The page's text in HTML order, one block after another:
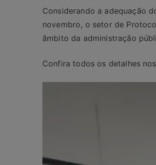
Considerando a adequação
novembro, o setor de
âmbito da administração
Confira todos os detalhes